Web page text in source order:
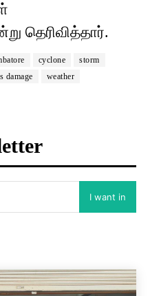
தெரிவித்தார்.
cyclone
storm
damage weather
I want in